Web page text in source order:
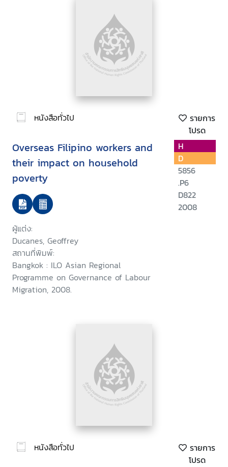
หนังสือทั่วไป
รายการ
โปรด
Overseas Filipino workers and
their impact on household
poverty
ผู้แต่ง:
Ducanes, Geoffrey
สถานที่พิมพ์:
Bangkok : ILO Asian Regional
Programme on Governance of Labour
Migration, 2008.
H
D
5856
.P6
D822
2008
หนังสือทั่วไป
รายการ
โปรด